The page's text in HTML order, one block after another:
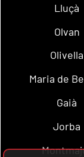
Lluçà
Olvan
Olivella
Maria de
Gaià
Jorba